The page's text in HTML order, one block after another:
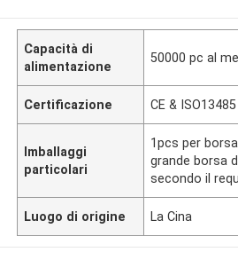
Capacità di
alimentazione
50000 pc al
Certificazione CE & ISO13485
Imballaggi
particolari
1pcs per
grande borsa
secondo il
Luogo di origine La Cina